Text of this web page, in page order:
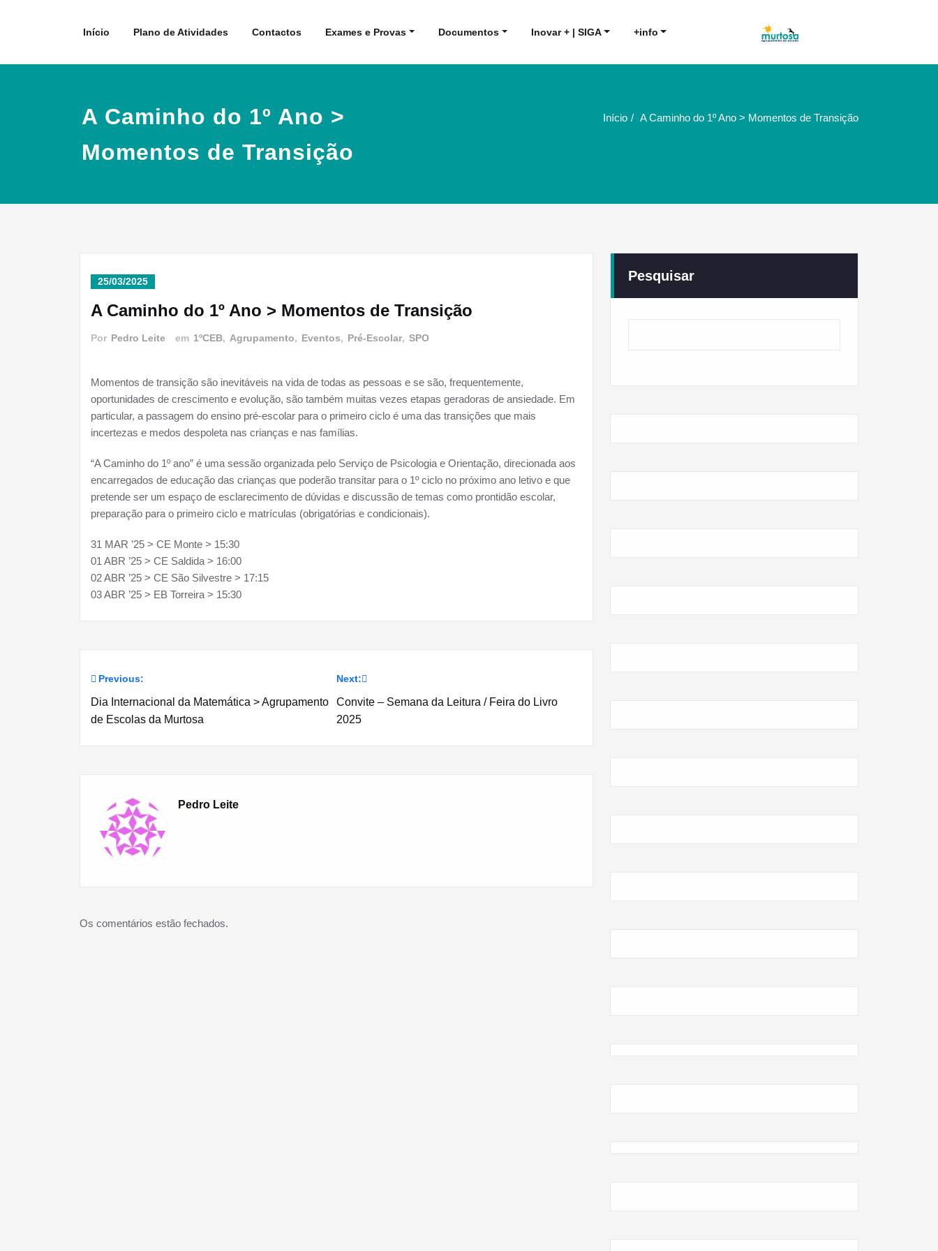
AE Murtosa
Agrupamento de Escolas da
Murtosa
Início Plano de Atividades Contactos Exames e Provas Documentos Inovar + | SIGA +info
A Caminho do 1º Ano >
Momentos de Transição
Início A Caminho do 1º Ano > Momentos de Transição
25/03/2025
A Caminho do 1º Ano > Momentos de Transição
Por Pedro Leite em 1ºCEB, Agrupamento, Eventos, Pré-Escolar, SPO
Momentos de transição são inevitáveis na vida de todas as pessoas e se são, frequentemente,
oportunidades de crescimento e evolução, são também muitas vezes etapas geradoras de ansiedade. Em
particular, a passagem do ensino pré-escolar para o primeiro ciclo é uma das transições que mais
incertezas e medos despoleta nas crianças e nas famílias.
“A Caminho do 1º ano” é uma sessão organizada pelo Serviço de Psicologia e Orientação, direcionada aos
encarregados de educação das crianças que poderão transitar para o 1º ciclo no próximo ano letivo e que
pretende ser um espaço de esclarecimento de dúvidas e discussão de temas como prontidão escolar,
preparação para o primeiro ciclo e matrículas (obrigatórias e condicionais).
31 MAR ’25 > CE Monte > 15:30
01 ABR ’25 > CE Saldida > 16:00
02 ABR ’25 > CE São Silvestre > 17:15
03 ABR ’25 > EB Torreira > 15:30
Navegação
de
Previous:
Dia Internacional da Matemática > Agrupamento
de Escolas da Murtosa
Next:
Convite – Semana da Leitura / Feira do Livro
2025
Pedro Leite
Os comentários estão fechados.
Pesquisar